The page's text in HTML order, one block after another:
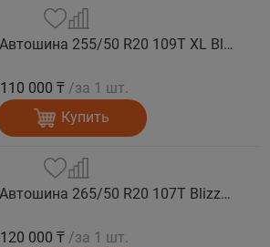
BRIDGESTONE Автошина 255/50 R20 109T XL Blizzak DM-V3 зима
110 000 ₸ /за 1 шт.
Купить
BRIDGESTONE Автошина 265/50 R20 107T Blizzak DM-V3 зима
120 000 ₸ /за 1 шт.